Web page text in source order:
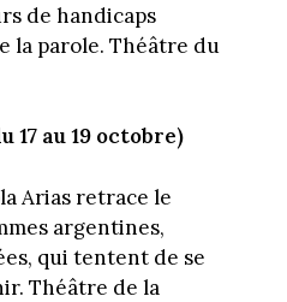
de handicaps
la parole. Théâtre du
17 au 19 octobre)
Arias retrace le
argentines,
qui tentent de se
Théâtre de la